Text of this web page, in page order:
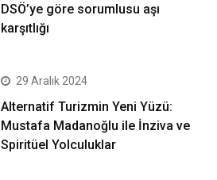
DSÖ’ye göre sorumlusu aşı
karşıtlığı
29 Aralık 2024
Alternatif Turizmin Yeni Yüzü:
Mustafa Madanoğlu ile İnziva ve
Spiritüel Yolculuklar